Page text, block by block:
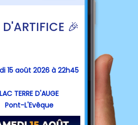
D'ARTIFICE 🎉
15 août 2026 à 22h45
LAC TERRE D'AUGE
Pont-L'Evêque